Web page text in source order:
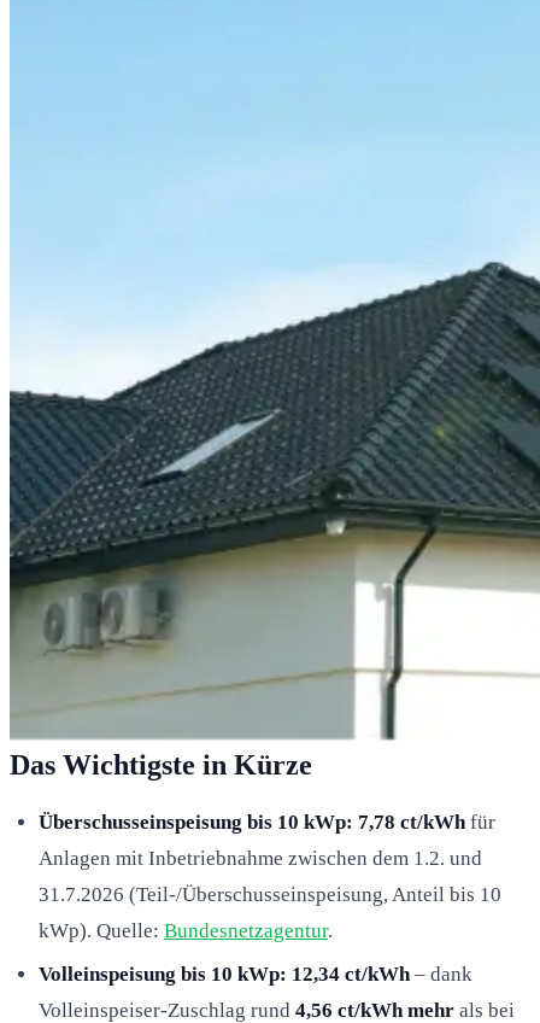
Das Wichtigste in Kürze
Überschusseinspeisung bis 10 kWp: 7,78 ct/kWhfür
Anlagen mit Inbetriebnahme zwischen dem 1.2. und
31.7.2026 (Teil-/Überschusseinspeisung, Anteil bis 10
kWp). Quelle: Bundesnetzagentur.
Volleinspeisung bis 10 kWp: 12,34 ct/kWh– dank
Volleinspeiser-Zuschlag rund 4,56 ct/kWh mehr als bei